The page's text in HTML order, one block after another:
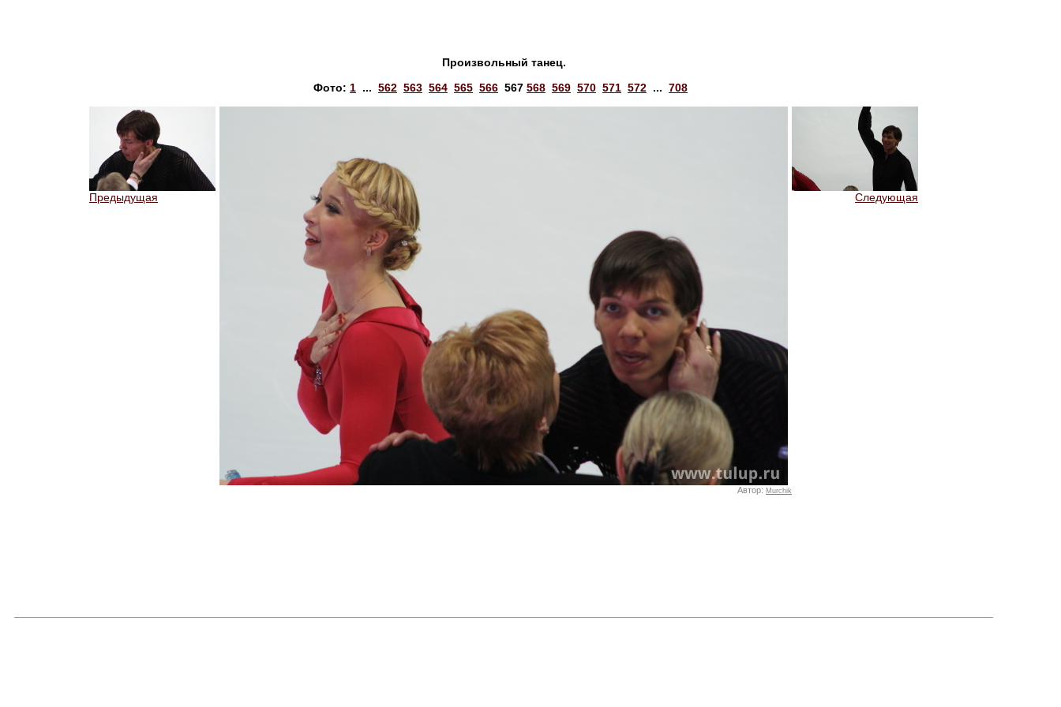
Произвольный танец.
Фото: 1 ... 562 563 564 565 566 567 568 569 570 571 572 ... 708
Предыдущая
Автор: Murchik
Следующая